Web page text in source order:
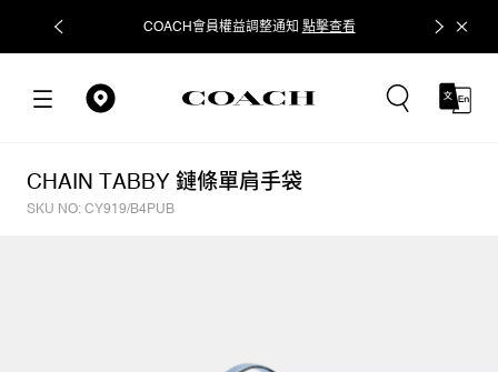
COACH會員權益調整通知 點擊查看 立即追蹤
CHAIN TABBY 鏈條單肩手袋
SKU NO: CY919/B4PUB